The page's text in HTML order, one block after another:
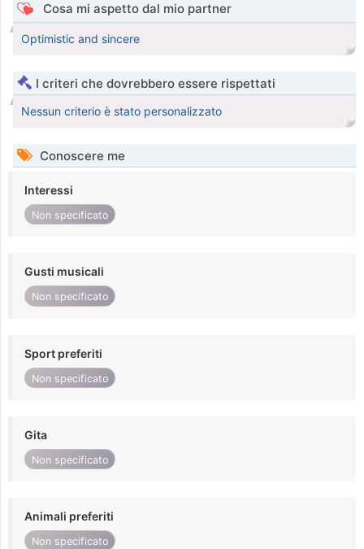
Cosa mi aspetto dal mio partner
Optimistic and sincere
I criteri che dovrebbero essere rispettati
Nessun criterio è stato personalizzato
Conoscere me
Interessi
Non specificato
Gusti musicali
Non specificato
Sport preferiti
Non specificato
Gita
Non specificato
Animali preferiti
Non specificato